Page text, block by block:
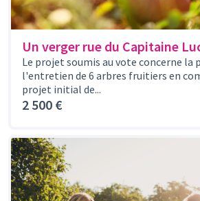
Un verger rue du Capitaine
Le projet soumis au vote concerne
l'entretien de 6 arbres fruitiers en
projet initial de...
2 500 €